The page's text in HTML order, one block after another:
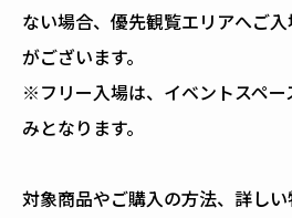
ない場合、優先観覧エリアへご
がございます。
※フリー入場は、イベントスペー
みとなります。
対象商品やご購入の方法、詳し